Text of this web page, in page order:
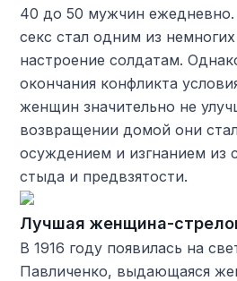
40 до 50 мужчин
секс стал одним из
настроение солдатам.
окончания конфликта
женщин значительно не
возвращении домой они
осуждением и изгнанием из
стыда и предвзятости.
Лучшая женщина-
В 1916 году появилась на
Павличенко, выдающаяся